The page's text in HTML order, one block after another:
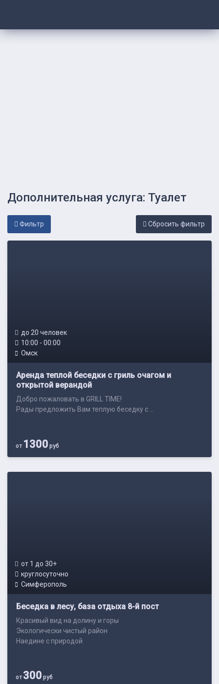
Дополнительная услуга: Туалет
Фильтр Cбросить фильтр
до 20 человек
10:00 - 00:00
Омск
Аренда теплой беседки с гриль очагом и
открытой верандой
Добро пожаловать в GRILL TIME!
Рады предложить Вам теплую беседку с ...
от 1300 руб
от 1 до 30+
круглосуточно
Симферополь
Беседка в лесу, база отдыха 8-й пост
Красивый вид на долину и горы
Экологически чистый район
Наедине с природой
от300 руб